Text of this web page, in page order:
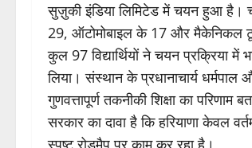
सुज़ुकी इंडिया लिमिटेड में चयन हुआ है।
29, ऑटोमोबाइल के 17 और मैकेनिकल टूल
कुल 97 विद्यार्थियों ने चयन प्रक्रिया
लिया। संस्थान के प्रधानाचार्य धर्मपाल
गुणवत्तापूर्ण तकनीकी शिक्षा का परिणाम
सरकार का दावा है कि हरियाणा केवल